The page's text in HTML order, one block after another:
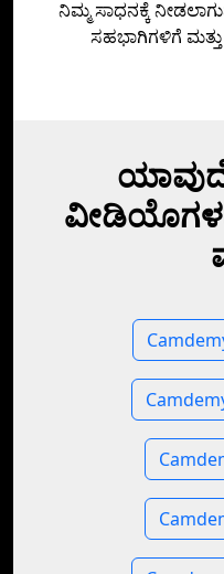
ನಿಮ್ಮ ಸಾಧನಕ್ಕೆ
ಸಹಭಾಗಿಗಳಿಗೆ ಮತ್ತು